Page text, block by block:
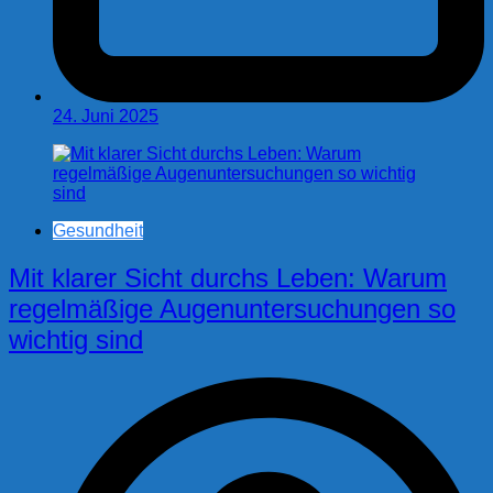
24. Juni 2025
Gesundheit
Mit klarer Sicht durchs Leben: Warum
regelmäßige Augenuntersuchungen so
wichtig sind